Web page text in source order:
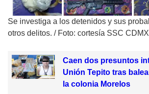
Se investiga a los detenidos y sus
otros delitos. / Foto: cortesía SSC CDMX
Caen dos presuntos
Unión Tepito tras
la colonia Morelos